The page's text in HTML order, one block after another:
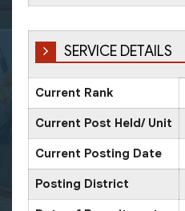
SERVICE DETAILS
Current Rank
Current Post Held/ Unit
Current Posting Date
Posting District